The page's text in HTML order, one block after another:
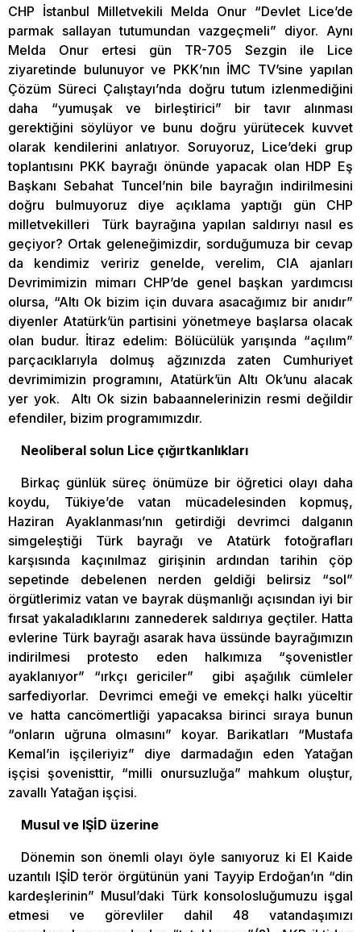
CHP İstanbul Milletvekili Melda Onur “Devlet Lice’de
parmak sallayan tutumundan vazgeçmeli” diyor. Aynı
Melda Onur ertesi gün TR-705 Sezgin ile Lice
ziyaretinde bulunuyor ve PKK’nın İMC TV’sine yapılan
Çözüm Süreci Çalıştayı’nda doğru tutum izlenmediğini
daha “yumuşak ve birleştirici” bir tavır alınması
gerektiğini söylüyor ve bunu doğru yürütecek kuvvet
olarak kendilerini anlatıyor. Soruyoruz, Lice’deki grup
toplantısını PKK bayrağı önünde yapacak olan HDP Eş
Başkanı Sebahat Tuncel’nin bile bayrağın indirilmesini
doğru bulmuyoruz diye açıklama yaptığı gün CHP
milletvekilleri Türk bayrağına yapılan saldırıyı nasıl es
geçiyor? Ortak geleneğimizdir, sorduğumuza bir cevap
da kendimiz veririz genelde, verelim, CIA ajanları
Devrimimizin mimarı CHP’de genel başkan yardımcısı
olursa, “Altı Ok bizim için duvara asacağımız bir anıdır”
diyenler Atatürk’ün partisini yönetmeye başlarsa olacak
olan budur. İtiraz edelim: Bölücülük yarışında “açılım”
parçacıklarıyla dolmuş ağzınızda zaten Cumhuriyet
devrimimizin programını, Atatürk’ün Altı Ok’unu alacak
yer yok. Altı Ok sizin babaannelerinizin resmi değildir
efendiler, bizim programımızdır.
Neoliberal solun Lice çığırtkanlıkları
Birkaç günlük süreç önümüze bir öğretici olayı daha
koydu, Tükiye’de vatan mücadelesinden kopmuş,
Haziran Ayaklanması’nın getirdiği devrimci dalganın
simgeleştiği Türk bayrağı ve Atatürk fotoğrafları
karşısında kaçınılmaz girişinin ardından tarihin çöp
sepetinde debelenen nerden geldiği belirsiz “sol”
örgütlerimiz vatan ve bayrak düşmanlığı açısından iyi bir
fırsat yakaladıklarını zannederek saldırıya geçtiler. Hatta
evlerine Türk bayrağı asarak hava üssünde bayrağımızın
indirilmesi protesto eden halkımıza “şovenistler
ayaklanıyor” “ırkçı gericiler” gibi aşağılık cümleler
sarfediyorlar. Devrimci emeği ve emekçi halkı yüceltir
ve hatta cancömertliği yapacaksa birinci sıraya bunun
“onların uğruna olmasını” koyar. Barikatları “Mustafa
Kemal’in işçileriyiz” diye darmadağın eden Yatağan
işçisi şovenisttir, “milli onursuzluğa” mahkum oluştur,
zavallı Yatağan işçisi.
Musul ve IŞİD üzerine
Dönemin son önemli olayı öyle sanıyoruz ki El Kaide
uzantılı IŞİD terör örgütünün yani Tayyip Erdoğan’ın “din
kardeşlerinin” Musul’daki Türk konsolosluğumuzu işgal
etmesi ve görevliler dahil 48 vatandaşımızı